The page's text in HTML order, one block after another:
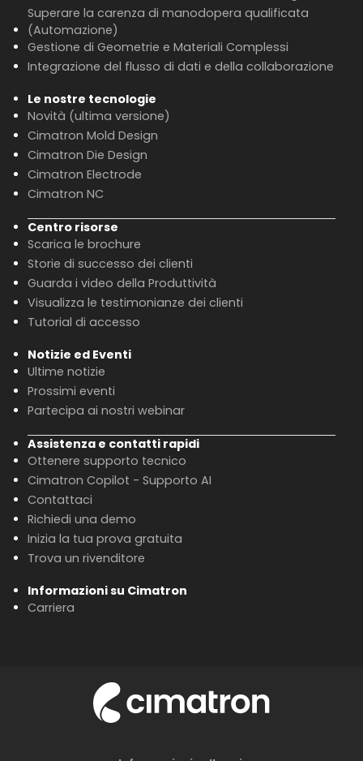
Superare la carenza di manodopera qualificata
(Automazione)
Gestione di Geometrie e Materiali Complessi
Integrazione del flusso di dati e della collaborazione
Le nostre tecnologie
Novità (ultima versione)
Cimatron Mold Design
Cimatron Die Design
Cimatron Electrode
Cimatron NC
Centro risorse
Scarica le brochure
Storie di successo dei clienti
Guarda i video della Produttività
Visualizza le testimonianze dei clienti
Tutorial di accesso
Notizie ed Eventi
Ultime notizie
Prossimi eventi
Partecipa ai nostri webinar
Assistenza e contatti rapidi
Ottenere supporto tecnico
Cimatron Copilot - Supporto AI
Contattaci
Richiedi una demo
Inizia la tua prova gratuita
Trova un rivenditore
Informazioni su Cimatron
Carriera